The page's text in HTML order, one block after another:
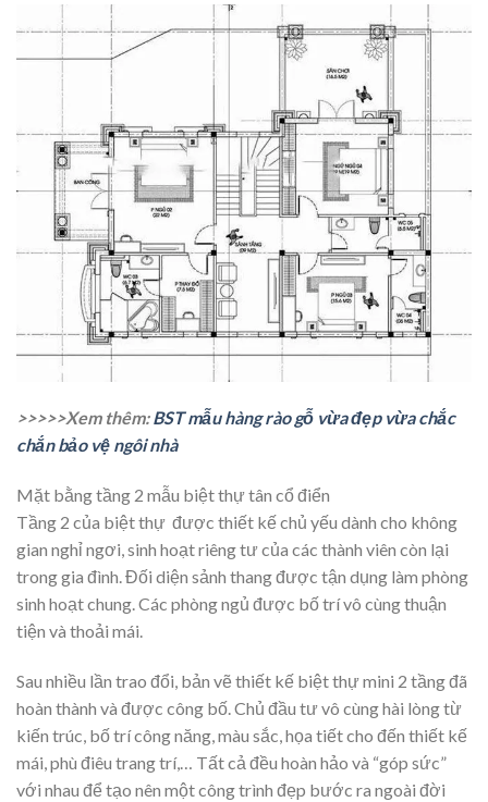
>>>>>Xem thêm:BST mẫu hàng rào gỗ vừa đẹp vừa chắc
chắn bảo vệ ngôi nhà
Mặt bằng tầng 2 mẫu biệt thự tân cổ điển
Tầng 2 của biệt thự được thiết kế chủ yếu dành cho không
gian nghỉ ngơi, sinh hoạt riêng tư của các thành viên còn lại
trong gia đình. Đối diện sảnh thang được tận dụng làm phòng
sinh hoạt chung. Các phòng ngủ được bố trí vô cùng thuận
tiện và thoải mái.
Sau nhiều lần trao đổi, bản vẽ thiết kế biệt thự mini 2 tầng đã
hoàn thành và được công bố. Chủ đầu tư vô cùng hài lòng từ
kiến trúc, bố trí công năng, màu sắc, họa tiết cho đến thiết kế
mái, phù điêu trang trí,… Tất cả đều hoàn hảo và “góp sức”
với nhau để tạo nên một công trình đẹp bước ra ngoài đời